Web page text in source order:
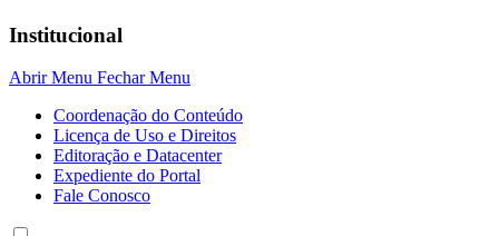
Institucional
Abrir Menu Fechar Menu
Coordenação do Conteúdo
Licença de Uso e Direitos
Editoração e Datacenter
Expediente do Portal
Fale Conosco